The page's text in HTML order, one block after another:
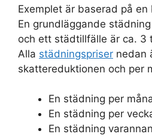
Exemplet är baserad på
En grundläggande
och ett städtillfälle är ca. 3
Alla städningspriser nedan
skattereduktionen och per
En städning per
En städning per
En städning